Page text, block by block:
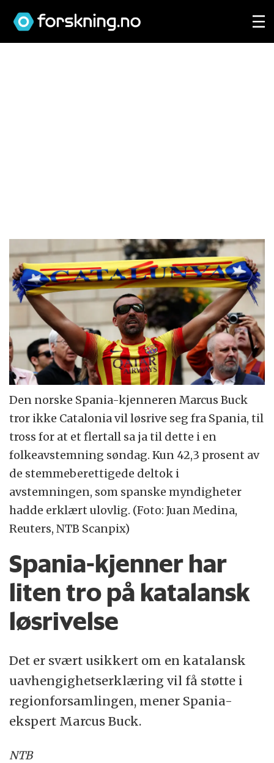
Den norske Spania-kjenneren Marcus Buck
tror ikke Catalonia vil løsrive seg fra Spania, til
tross for at et flertall sa ja til dette i en
folkeavstemning søndag. Kun 42,3 prosent av
de stemmeberettigede deltok i
avstemningen, som spanske myndigheter
hadde erklært ulovlig. (Foto: Juan Medina,
Reuters, NTB Scanpix)
Spania-kjenner har
liten tro på katalansk
løsrivelse
Det er svært usikkert om en katalansk
uavhengighetserklæring vil få støtte i
regionforsamlingen, mener Spania-
ekspert Marcus Buck.
NTB